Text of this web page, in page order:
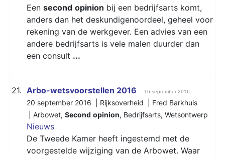
Een second opinion bij een bedrijfsarts komt,
anders dan het deskundigenoordeel, geheel voor
rekening van de werkgever. Een advies van een
andere bedrijfsarts is vele malen duurder dan
een consult ...
21. Arbo-wetsvoorstellen 2016 16 september 2016
20 september 2016 | Rijksoverheid | Fred Barkhuis
Arbowet, Second opinion, Bedrijfsarts, Wetsontwerp
Nieuws
De Tweede Kamer heeft ingestemd met de
voorgestelde wijziging van de Arbowet. Waar